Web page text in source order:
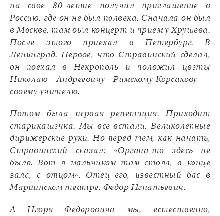
на свое 80-летие получил приглашение в
Россию, где он не был полвека. Сначала он был
в Москве, там был концерт и прием у Хрущева.
После этого приехал в Петербург. В
Ленинград. Первое, что Стравинский сделал,
он поехал в Некрополь и положил цветы
Николаю Андреевичу Римскому-Корсакову –
своему учителю.
Потом была первая репетиция. Приходит
старикашечка. Мы все встали. Великолепные
дирижерские руки. Но перед тем, как начать,
Стравинский сказал: «Органа-то здесь не
было. Вот я мальчиком там стоял, в конце
зала, с отцом». Отец его, известный бас в
Мариинском театре, Федор Игнатьевич.
А Игоря Федоровича мы, естественно,